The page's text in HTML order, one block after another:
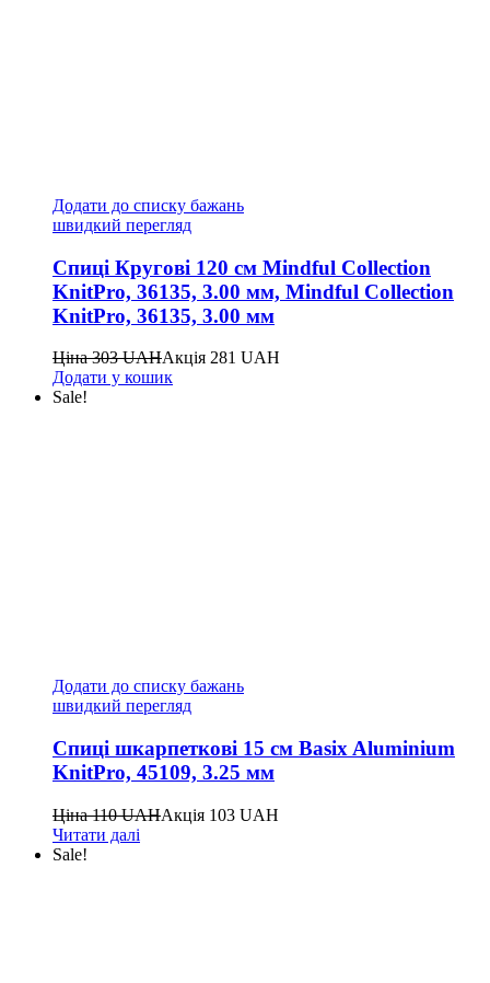
Додати до списку бажань
швидкий перегляд
Спиці Кругові 120 см Mindful Collection
KnitPro, 36135, 3.00 мм, Mindful Collection
KnitPro, 36135, 3.00 мм
Ціна303UAHАкція 281 UAH
Додати у кошик
Sale!
Додати до списку бажань
швидкий перегляд
Спиці шкарпеткові 15 см Basix Aluminium
KnitPro, 45109, 3.25 мм
Ціна110UAHАкція 103 UAH
Читати далі
Sale!